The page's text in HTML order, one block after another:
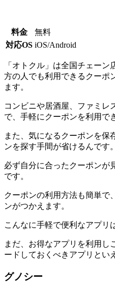
料金
無料
対応OS iOS/Android
「オトクル」は全国チェー
方の人でも利用できるクーポ
ます。
コンビニや居酒屋、ファミレ
で、手軽にクーポンを利用で
また、気になるクーポンを保
ンを探す手間が省けるんです。
必ず自分に合ったクーポンが
です。
クーポンの利用方法も簡単で
ンがつかえます。
こんなに手軽で便利なアプリ
まだ、お得なアプリを利用し
ードしておくべきアプリとい
グノシー